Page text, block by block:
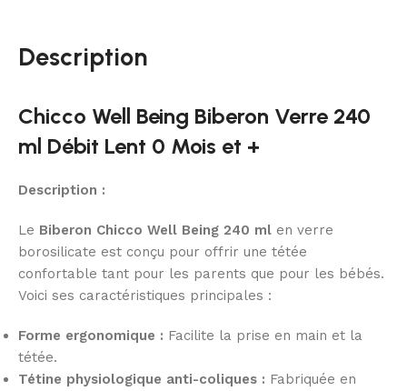
Description
Chicco Well Being Biberon Verre 240
ml Débit Lent 0 Mois et +
Description :
Le Biberon Chicco Well Being 240 ml en verre
borosilicate est conçu pour offrir une tétée
confortable tant pour les parents que pour les bébés.
Voici ses caractéristiques principales :
Forme ergonomique : Facilite la prise en main et la
tétée.
Tétine physiologique anti-coliques : Fabriquée en